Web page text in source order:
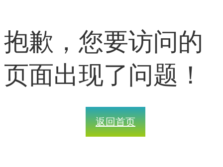
抱歉，您要访问的
页面出现了问题！
返回首页